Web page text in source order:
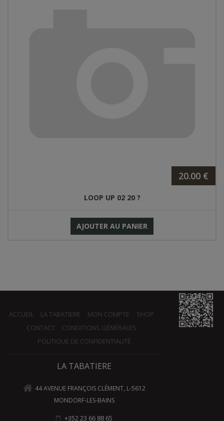
20.00 €
LOOP UP 02 20 ?
AJOUTER AU PANIER
ACCUEIL LA TABATIERE MON COMPTE
SHOP
CONTACT
CONDITIONS GÉNÉRALES
POLITIQUE DE CONFIDENTIALITÉ
LA TABATIERE
44 AVENUE FRANÇOIS CLÉMENT, L-5612
MONDORF-LES-BAINS
+352 23 66 88 65